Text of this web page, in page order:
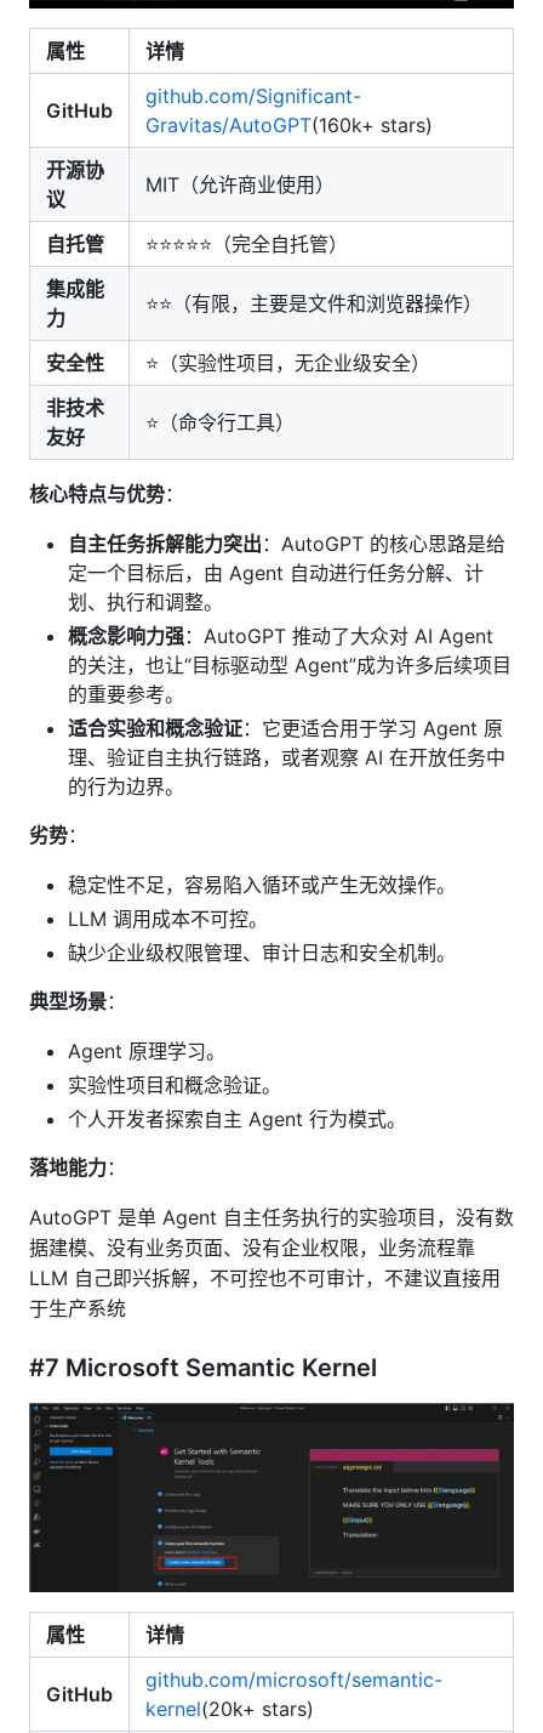
属性 详情
GitHub
github.com/Significant-
Gravitas/AutoGPT(160k+ stars)
开源协
议
MIT（允许商业使用）
自托管
⭐⭐⭐⭐⭐（完全自托管）
集成能
力
⭐⭐（有限，主要是文件和浏览器操作）
安全性
⭐（实验性项目，无企业级安全）
非技术
友好
⭐（命令行工具）
核心特点与优势：
自主任务拆解能力突出 ：AutoGPT 的核心思路是给
定一个目标后，由 Agent 自动进行任务分解、计
划、执行和调整。
概念影响力强：AutoGPT 推动了大众对 AI Agent
的关注，也让“目标驱动型 Agent”成为许多后续项目
的重要参考。
适合实验和概念验证：它更适合用于学习 Agent 原
理、验证自主执行链路，或者观察 AI 在开放任务中
的行为边界。
劣势：
稳定性不足，容易陷入循环或产生无效操作。
LLM 调用成本不可控。
缺少企业级权限管理、审计日志和安全机制。
典型场景：
Agent 原理学习。
实验性项目和概念验证。
个人开发者探索自主 Agent 行为模式。
落地能力：
AutoGPT 是单 Agent 自主任务执行的实验项目，没有数
据建模、没有业务页面、没有企业权限，业务流程靠
LLM 自己即兴拆解，不可控也不可审计，不建议直接用
于生产系统
#7 Microsoft Semantic Kernel
属性 详情
GitHub
github.com/microsoft/semantic-
kernel(20k+ stars)